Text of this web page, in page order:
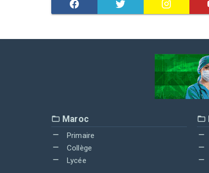
Maroc
Primaire
Collège
Lycée